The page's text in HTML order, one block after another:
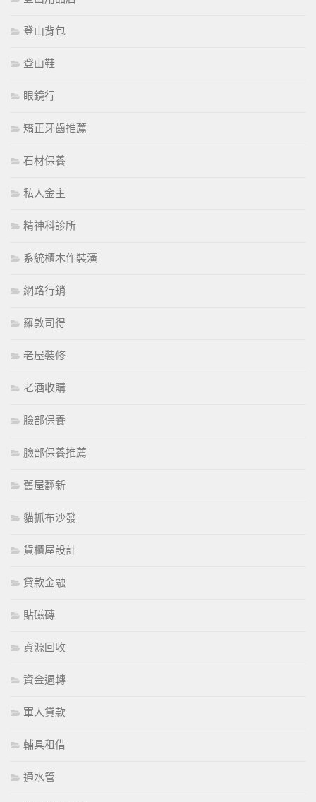
登山背包
登山鞋
眼鏡行
矯正牙齒推薦
石材保養
私人金主
精神科診所
系統櫃木作裝潢
網路行銷
羅敦司得
老屋裝修
老酒收購
臉部保養
臉部保養推薦
舊屋翻新
貓抓布沙發
貨櫃屋設計
貸款金融
貼磁磚
資源回收
資金週轉
軍人貸款
輔具租借
通水管